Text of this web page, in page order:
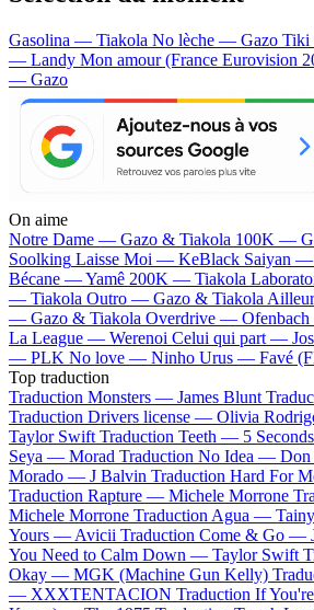
Gasolina — Tiakola No lèche — Gazo Tiki
— Landy Mon amour (France Eurovision
— Gazo
On aime
Notre Dame — Gazo & Tiakola 100K —
Soolking Laisse Moi — KeBlack Saiyan —
Bécane —Yamê 200K — Tiakola
— Tiakola Outro — Gazo & Tiakola
— Gazo & Tiakola Overdrive — Ofenbach
La League — Werenoi Celui qui part —
— PLK No love — Ninho Urus — Favé
Top traduction
Traduction Monsters — James Blunt
Traduction Drivers license — Olivia
Taylor Swift Traduction Teeth — 5
Seya — Morad Traduction No Idea — Don
Morado — J Balvin Traduction Hard For
Traduction Rapture — Michele Morrone
Michele Morrone Traduction Agua — Tainy
Yours — Avicii Traduction Come & Go —
You Need to Calm Down — Taylor Swift
Okay — MGK (Machine Gun Kelly)
— XXXTENTACION Traduction If